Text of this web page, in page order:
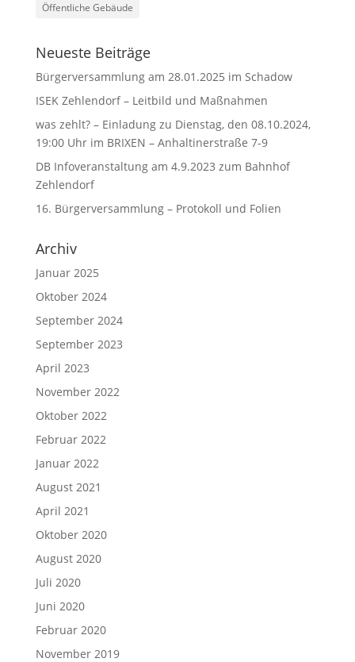
Öffentliche Gebäude
Neueste Beiträge
Bürgerversammlung am 28.01.2025 im Schadow
ISEK Zehlendorf – Leitbild und Maßnahmen
was zehlt? – Einladung zu Dienstag, den 08.10.2024,
19:00 Uhr im BRIXEN – Anhaltinerstraße 7-9
DB Infoveranstaltung am 4.9.2023 zum Bahnhof
Zehlendorf
16. Bürgerversammlung – Protokoll und Folien
Archiv
Januar 2025
Oktober 2024
September 2024
September 2023
April 2023
November 2022
Oktober 2022
Februar 2022
Januar 2022
August 2021
April 2021
Oktober 2020
August 2020
Juli 2020
Juni 2020
Februar 2020
November 2019